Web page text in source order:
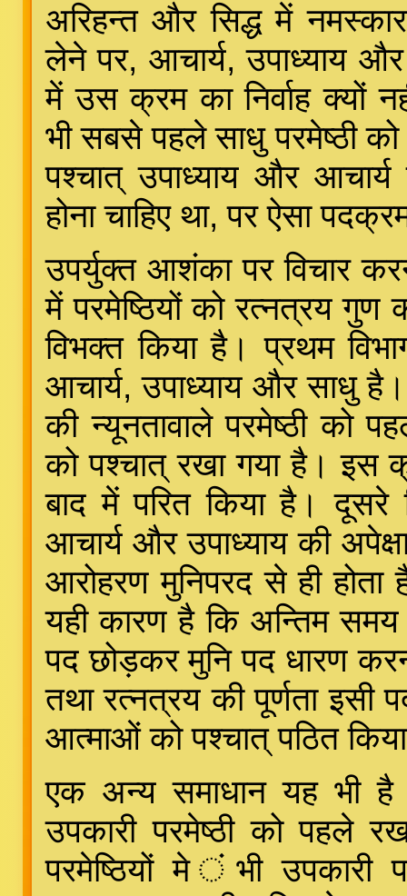
अरिहन्त और सिद्ध में
लेने पर, आचार्य, उपाध्याय
में उस क्रम का निर्वाह क्यों
भी सबसे पहले साधु परमेष्ठी को
पश्चात् उपाध्याय और आचार्य
होना चाहिए था, पर ऐसा
उपर्युक्त आशंका पर विचार
में परमेष्ठियों को रत्नत्रय गुण
विभक्त किया है। प्रथम
आचार्य, उपाध्याय और साधु
की न्यूनतावाले परमेष्ठी को
को पश्चात् रखा गया है। इस
बाद में परित किया है। दूसरे
आचार्य और उपाध्याय की
आरोहरण मुनिपरद से ही
यही कारण है कि अन्तिम समय
पद छोड़कर मुनि पद धारण
तथा रत्नत्रय की पूर्णता इसी
आत्माओं को पश्चात् पठित
एक अन्य समाधान यह भी है
उपकारी परमेष्ठी को पहले
परमेष्ठियों मे ंभी उपकारी